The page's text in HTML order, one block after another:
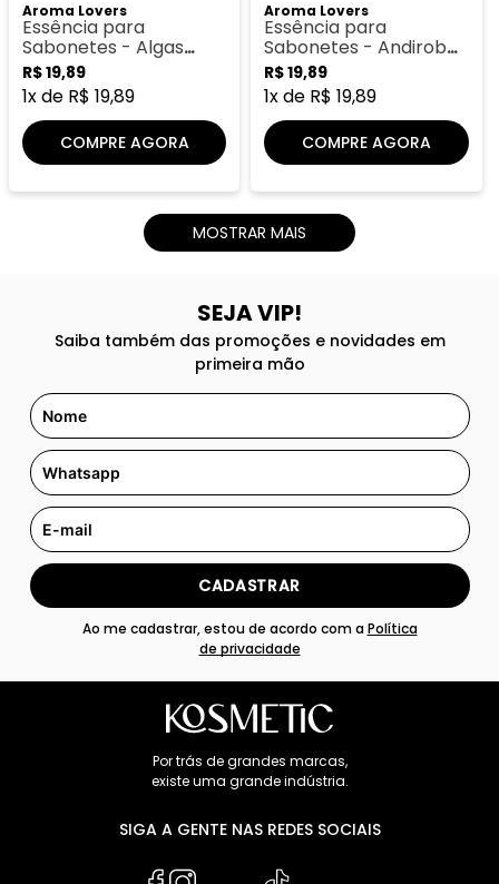
Aroma Lovers
Essência para
Sabonetes - Algas
Marinhas Scs
R$19,89
1x de R$ 19,89
COMPRE AGORA
Aroma Lovers
Essência para
Sabonetes - Andiroba
Ultra
R$19,89
1x de R$ 19,89
COMPRE AGORA
MOSTRAR MAIS
SEJA VIP!
Saiba também das promoções e novidades em
primeira mão
CADASTRAR
Ao me cadastrar, estou de acordo com aPolítica
de privacidade
Por trás de grandes marcas,
existe uma grande indústria.
SIGA A GENTE NAS REDES SOCIAIS